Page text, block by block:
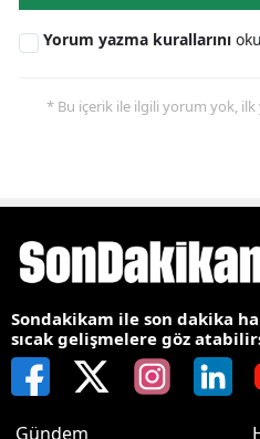
Yorum yazma kurallarını
* Bu içerik ile ilgili yorum yok, ilk
Sondakikam ile son dakika
sıcak gelişmelere göz
Gündem